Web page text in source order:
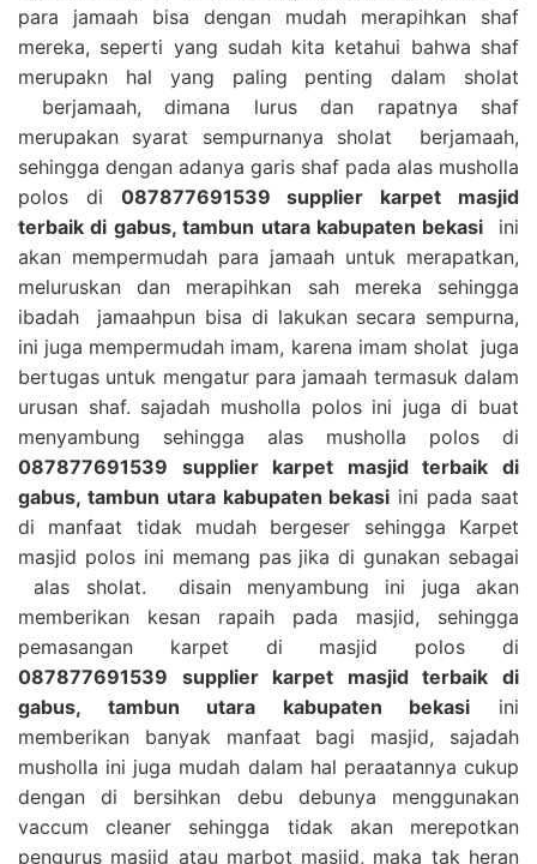
para jamaah bisa dengan mudah merapihkan shaf
mereka, seperti yang sudah kita ketahui bahwa shaf
merupakn hal yang paling penting dalam sholat
berjamaah, dimana lurus dan rapatnya shaf
merupakan syarat sempurnanya sholat berjamaah,
sehingga dengan adanya garis shaf pada alas musholla
polos di 087877691539 supplier karpet masjid
terbaik di gabus, tambun utara kabupaten bekasi ini
akan mempermudah para jamaah untuk merapatkan,
meluruskan dan merapihkan sah mereka sehingga
ibadah jamaahpun bisa di lakukan secara sempurna,
ini juga mempermudah imam, karena imam sholat juga
bertugas untuk mengatur para jamaah termasuk dalam
urusan shaf. sajadah musholla polos ini juga di buat
menyambung sehingga alas musholla polos di
087877691539 supplier karpet masjid terbaik di
gabus, tambun utara kabupaten bekasi ini pada saat
di manfaat tidak mudah bergeser sehingga Karpet
masjid polos ini memang pas jika di gunakan sebagai
alas sholat. disain menyambung ini juga akan
memberikan kesan rapaih pada masjid, sehingga
pemasangan karpet di masjid polos di
087877691539 supplier karpet masjid terbaik di
gabus, tambun utara kabupaten bekasi ini
memberikan banyak manfaat bagi masjid, sajadah
musholla ini juga mudah dalam hal peraatannya cukup
dengan di bersihkan debu debunya menggunakan
vaccum cleaner sehingga tidak akan merepotkan
pengurus masjid atau marbot masjid, maka tak heran